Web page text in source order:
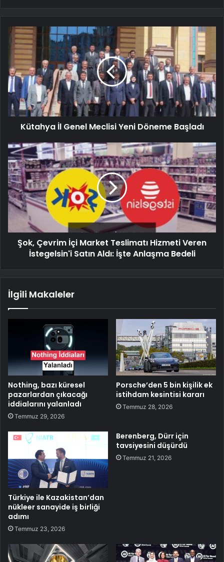
Kütahya İl Genel Meclisi Yeni Döneme Başladı
Şok, Çevrim İçi Market Teslimatı Hizmeti Veren
İstegelsin'i Satın Aldı: İşte Anlaşma Bedeli
İlgili Makaleler
Nothing, bazı küresel
pazarlardan çıkacağı
iddialarını yalanladı
Temmuz 29, 2026
Porsche’den 5 bin kişilik ek
istihdam kesintisi kararı
Temmuz 28, 2026
Türkiye ile Kazakistan’dan
nükleer sanayide iş birliği
adımı
Temmuz 23, 2026
Berenberg, Dürr için
tavsiyesini düşürdü
Temmuz 21, 2026